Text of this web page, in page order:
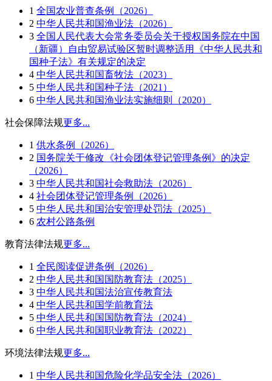
1 全国农业普查条例（2026）
2 中华人民共和国渔业法（2026）
3 全国人民代表大会常务委员会关于授权国务院在中国
（新疆）自由贸易试验区暂时调整适用《中华人民共和
国种子法》有关规定的决定
4 中华人民共和国畜牧法（2023）
5 中华人民共和国种子法（2021）
6 中华人民共和国渔业法实施细则（2020）
社会保障法规更多...
1 供水条例（2026）
2 国务院关于修改《社会团体登记管理条例》的决定
（2026）
3 中华人民共和国社会救助法（2026）
4 社会团体登记管理条例（2026）
5 中华人民共和国治安管理处罚法（2025）
6 农村公路条例
教育法律法规更多...
1 全民阅读促进条例（2026）
2 中华人民共和国国防教育法（2025）
3 中华人民共和国法治宣传教育法
4 中华人民共和国学前教育法
5 中华人民共和国国防教育法（2024）
6 中华人民共和国职业教育法（2022）
环境法律法规更多...
1 中华人民共和国危险化学品安全法（2026）